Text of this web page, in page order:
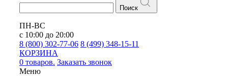
Поиск
ПН-ВС
с 10:00 до 20:00
8 (800) 302-77-06 8 (499) 348-15-11
КОРЗИНА
0 товаров. Заказать звонок
Меню